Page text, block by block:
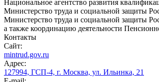
Национальное агентство развития
Министерство труда и социальной защиты
Министерство труда и социальной защиты
а также координацию деятельности
Контакты
Сайт:
mintrud.gov.ru
Адрес:
127994, ГСП-4, г. Москва, ул. Ильинка, 21